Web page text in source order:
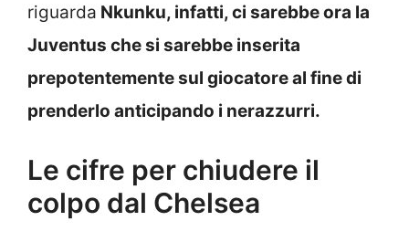
riguarda Nkunku, infatti, ci sarebbe ora la
Juventus che si sarebbe inserita
prepotentemente sul giocatore al fine di
prenderlo anticipando i nerazzurri.
Le cifre per chiudere il
colpo dal Chelsea